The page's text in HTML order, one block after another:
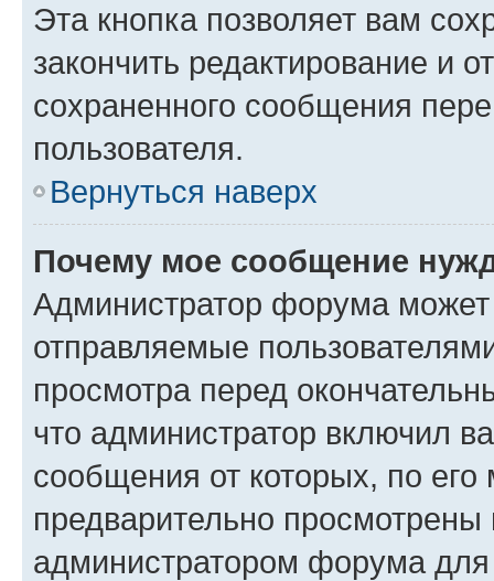
Эта кнопка позволяет вам
закончить редактирование и
сохраненного сообщения
пользователя.
Вернуться наверх
Почему мое сообщение
Администратор форума
отправляемые
просмотра перед
что администратор включил
сообщения от которых, по
предварительно
администратором форума